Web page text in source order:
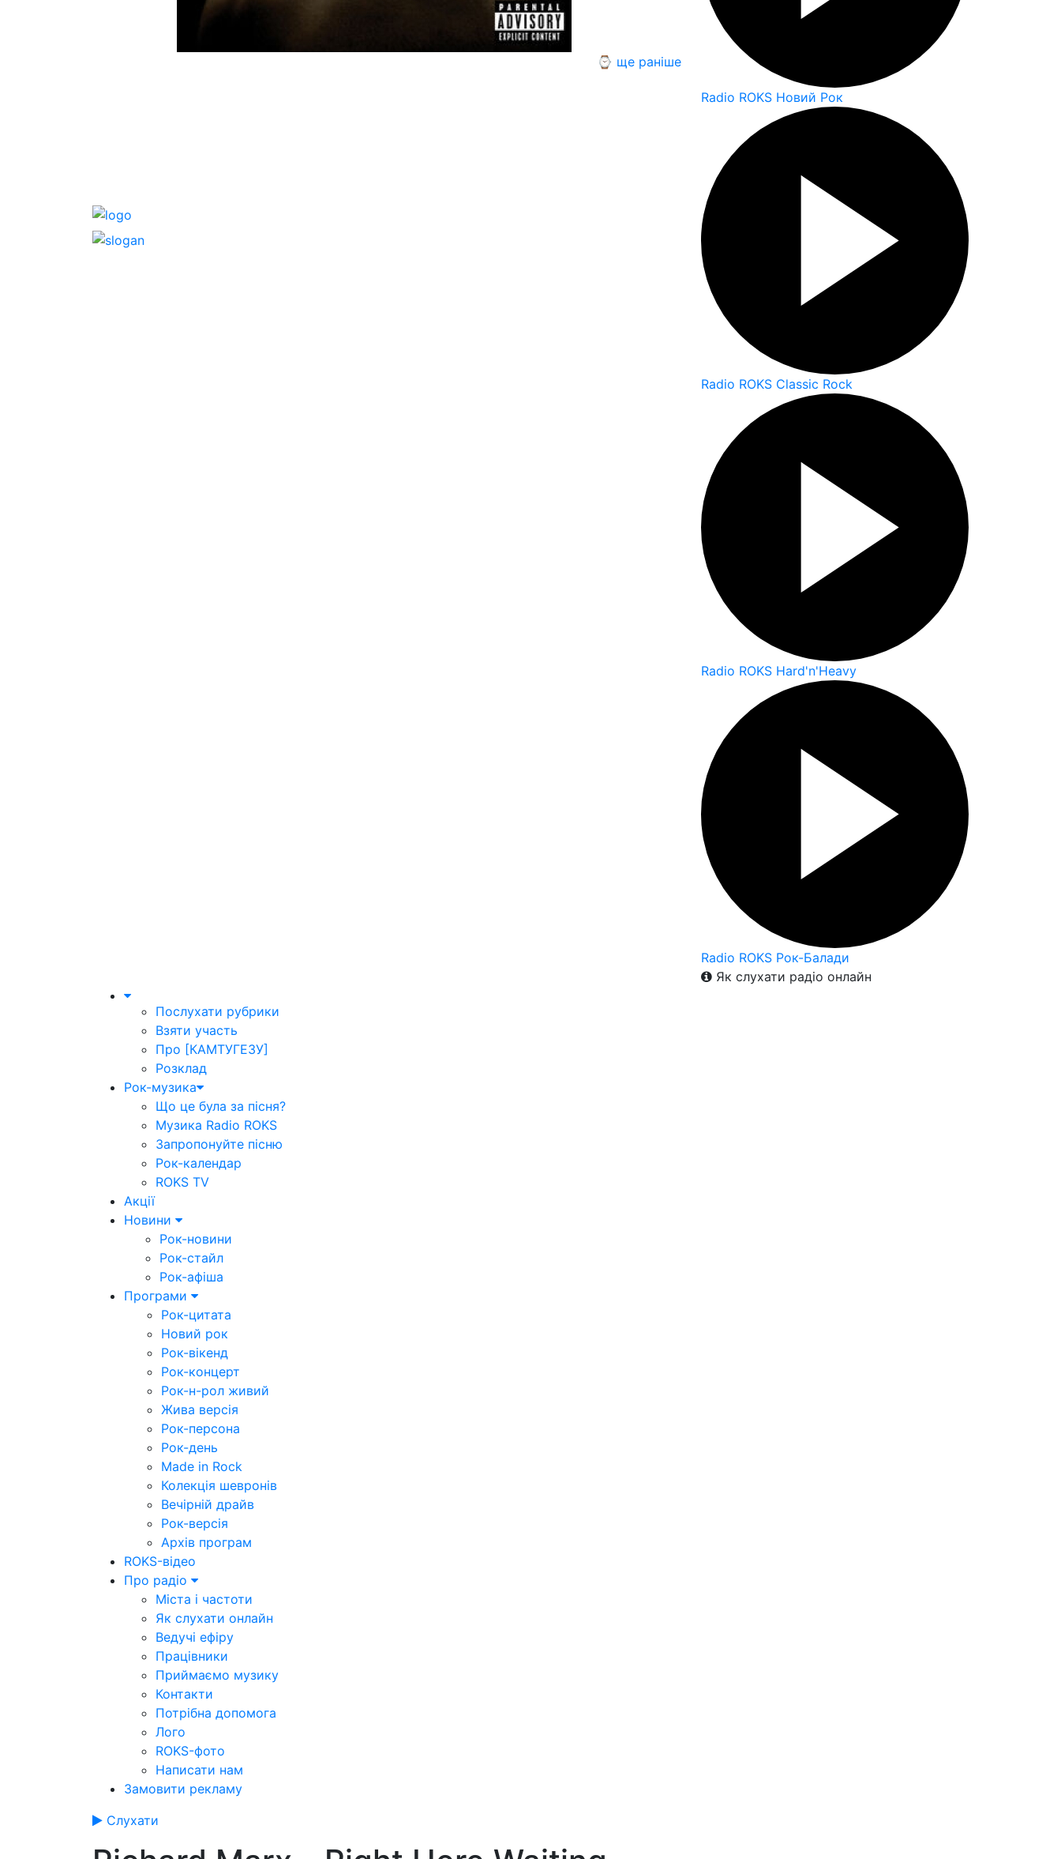
⌚ ще раніше
Radio ROKS Новий Рок
Radio ROKS Classic Rock
Radio ROKS Hard'n'Heavy
Radio ROKS Рок-Балади
Як слухати радіо онлайн
Послухати рубрики
Взяти участь
Про [КАМТУГЕЗУ]
Розклад
Рок-музика
Що це була за пісня?
Музика Radio ROKS
Запропонуйте пісню
Рок-календар
ROKS TV
Акції
Новини
Рок-новини
Рок-стайл
Рок-афіша
Програми
Рок-цитата
Новий рок
Рок-вікенд
Рок-концерт
Рок-н-рол живий
Жива версія
Рок-персона
Рок-день
Made in Rock
Колекція шевронів
Вечірній драйв
Рок-версія
Архів програм
ROKS-відео
Про радіо
Міста і частоти
Як слухати онлайн
Ведучі ефіру
Працівники
Приймаємо музику
Контакти
Потрібна допомога
Лого
ROKS-фото
Написати нам
Замовити рекламу
Слухати